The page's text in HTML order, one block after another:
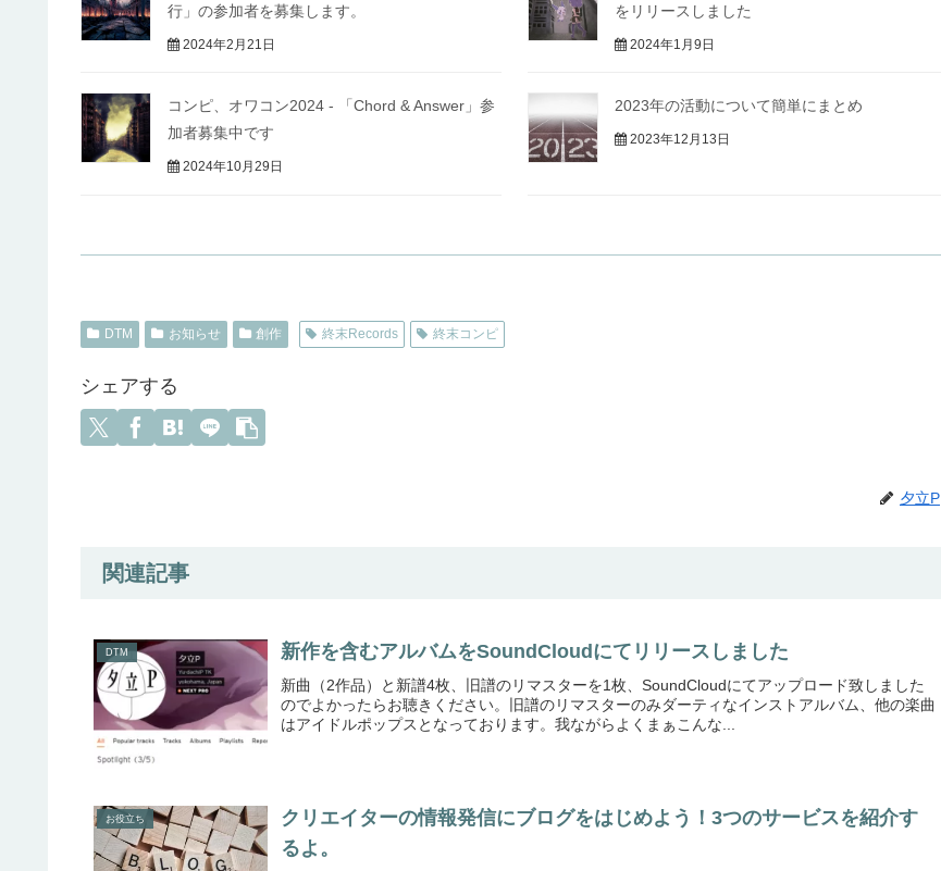
行」の参加者を募集します。
2024年2月21日
をリリースしました
2024年1月9日
コンピ、オワコン2024 - 「Chord & Answer」参
加者募集中です
2024年10月29日
2023年の活動について簡単にまとめ
2023年12月13日
DTM お知らせ 創作 終末Records 終末コンピ
シェアする
夕立P
関連記事
DTM 新作を含むアルバムをSoundCloudにてリリースしました
新曲（2作品）と新譜4枚、旧譜のリマスターを1枚、SoundCloudにてアップロード致しました
のでよかったらお聴きください。旧譜のリマスターのみダーティなインストアルバム、他の楽曲
はアイドルポップスとなっております。我ながらよくまぁこんな...
お役立ち
クリエイターの情報発信にブログをはじめよう！3つのサービスを紹介す
るよ。